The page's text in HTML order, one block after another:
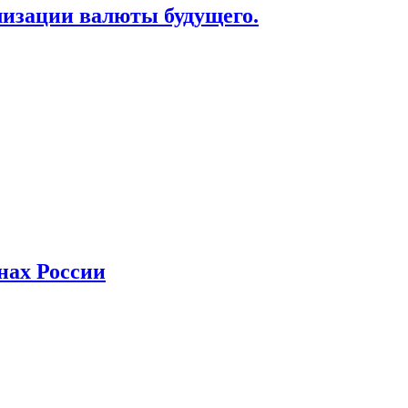
валюты будущего.
России